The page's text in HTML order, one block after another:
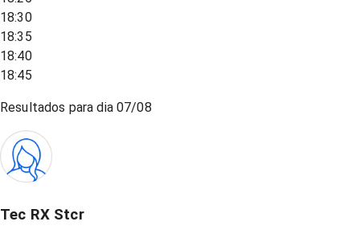
18:30
18:35
18:40
18:45
Resultados para dia07/08
Tec RX Stcr